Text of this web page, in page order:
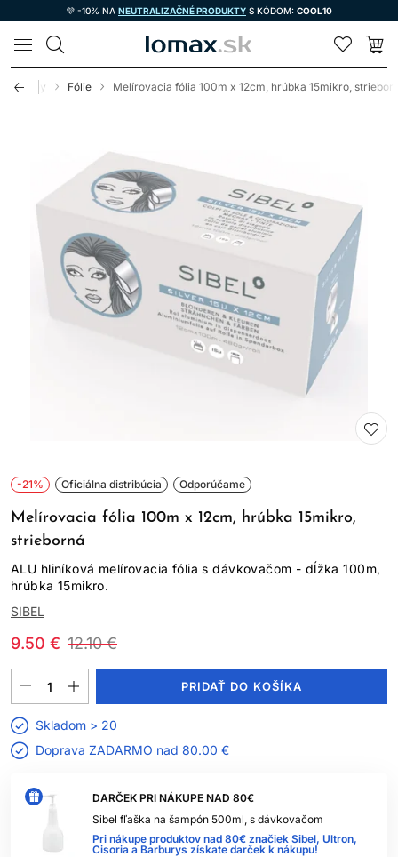
💜 -10% NA NEUTRALIZAČNÉ PRODUKTY S KÓDOM: COOL10
LOMAX
potreby Fólie Melírovacia fólia 100m x 12cm, hrúbka 15mikro,
-21% Oficiálna distribúcia Odporúčame
Melírovacia fólia 100m x 12cm, hrúbka 15mikro,
strieborná
ALU hliníková melírovacia fólia s dávkovačom - dĺžka 100m,
hrúbka 15mikro.
SIBEL
12.10 €
9.50 €
DARČEK PRI NÁKUPE NAD 80€
Sibel fľaška na šampón 500ml, s dávkovačom
Pri nákupe produktov nad 80€ značiek Sibel, Ultron,
Cisoria a Barburys získate darček k nákupu!
PRIDAŤ DO KOŠÍKA
Skladom > 20
Doprava ZADARMO nad 80.00 €